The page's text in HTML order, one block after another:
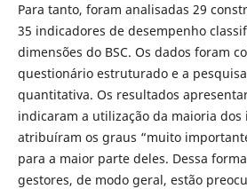
Para tanto, foram analisadas 29
35 indicadores de desempenho
dimensões do BSC. Os dados foram
questionário estruturado e a
quantitativa. Os resultados
indicaram a utilização da maioria dos
atribuíram os graus “muito
para a maior parte deles. Dessa
gestores, de modo geral, estão